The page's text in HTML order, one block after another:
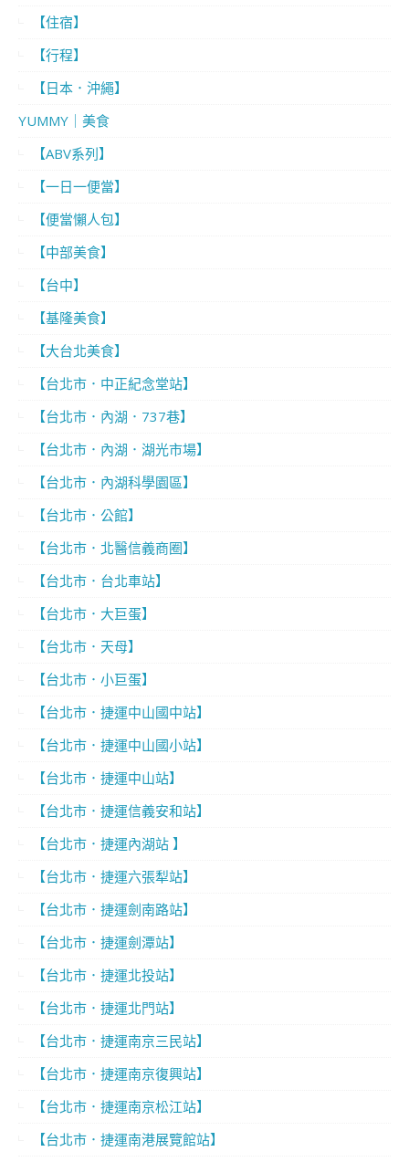
【住宿】
【行程】
【日本．沖繩】
YUMMY｜美食
【ABV系列】
【一日一便當】
【便當懶人包】
【中部美食】
【台中】
【基隆美食】
【大台北美食】
【台北市．中正紀念堂站】
【台北市．內湖．737巷】
【台北市．內湖．湖光市場】
【台北市．內湖科學園區】
【台北市．公館】
【台北市．北醫信義商圈】
【台北市．台北車站】
【台北市．大巨蛋】
【台北市．天母】
【台北市．小巨蛋】
【台北市．捷運中山國中站】
【台北市．捷運中山國小站】
【台北市．捷運中山站】
【台北市．捷運信義安和站】
【台北市．捷運內湖站 】
【台北市．捷運六張犁站】
【台北市．捷運劍南路站】
【台北市．捷運劍潭站】
【台北市．捷運北投站】
【台北市．捷運北門站】
【台北市．捷運南京三民站】
【台北市．捷運南京復興站】
【台北市．捷運南京松江站】
【台北市．捷運南港展覽館站】